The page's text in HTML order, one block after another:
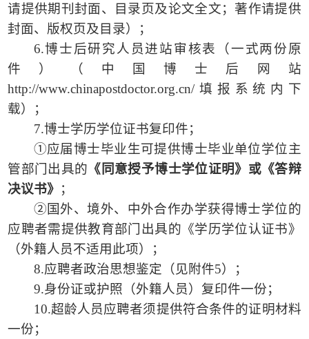
请提供期刊封面、目录页及论文全文；著作请提供
封面、版权页及目录）；
6.博士后研究人员进站审核表（一式两份原
件）（中国博士后网站
http://www.chinapostdoctor.org.cn/填报系统内下
载）；
7.博士学历学位证书复印件；
①应届博士毕业生可提供博士毕业单位学位主
管部门出具的 《同意授予博士学位证明》或《答辩
决议书》 ；
②国外、境外、中外合作办学获得博士学位的
应聘者需提供教育部门出具的《学历学位认证书》
（外籍人员不适用此项）；
8.应聘者政治思想鉴定（见附件5）；
9.身份证或护照（外籍人员）复印件一份；
10.超龄人员应聘者须提供符合条件的证明材料
一份；